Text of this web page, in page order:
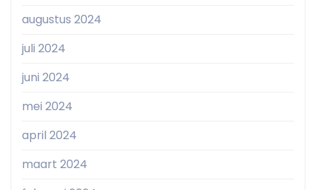
augustus 2024
juli 2024
juni 2024
mei 2024
april 2024
maart 2024